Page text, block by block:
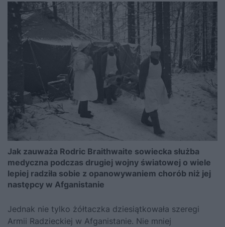
Jak zauważa Rodric Braithwaite sowiecka służba
medyczna podczas drugiej wojny światowej o wiele
lepiej radziła sobie z opanowywaniem chorób niż jej
następcy w Afganistanie
Jednak nie tylko żółtaczka dziesiątkowała szeregi
Armii Radzieckiej w Afganistanie. Nie mniej